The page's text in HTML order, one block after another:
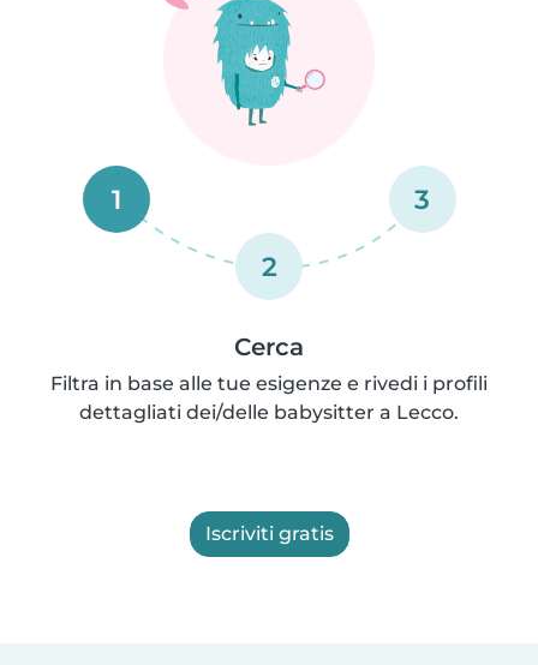
1
2
3
Cerca
Filtra in base alle tue esigenze e rivedi i profili
dettagliati dei/delle babysitter a Lecco.
Iscriviti gratis